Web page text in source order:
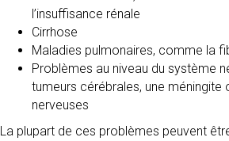
l’insuffisance rénale
Cirrhose
Maladies pulmonaires, comme la
Problèmes au niveau du système
tumeurs cérébrales, une méningite
nerveuses
La plupart de ces problèmes peuvent